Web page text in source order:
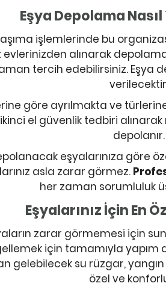
Eşya Depolama Nasıl
işlemlerinde bu
alınarak
tercih edebilirsiniz. Eşya
göre ayrılmakta ve
el güvenlik tedbiri
depolanır.
eşyalarınıza göre
asla zarar görmez.
her zaman sorumluluk
Eşyalarınız İçin En
zarar görmemesi için
için tamamıyla
gelebilecek su rüzgar,
özel ve